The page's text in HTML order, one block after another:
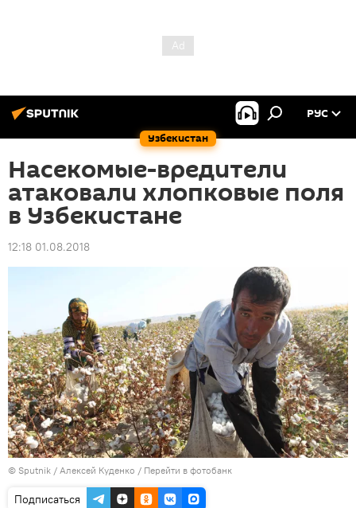
Узбекистан
РУС
Насекомые-вредители
атаковали хлопковые поля
в Узбекистане
12:18 01.08.2018
© Sputnik / Алексей Куденко / Перейти в фотобанк
Подписаться